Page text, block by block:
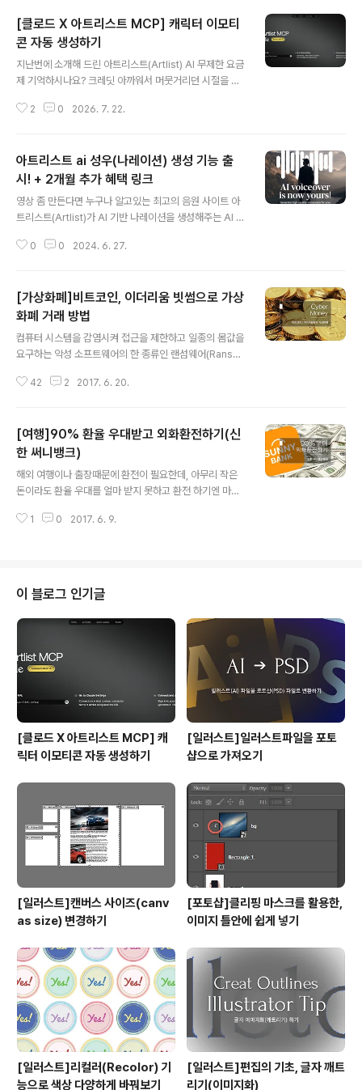
[클로드 X 아트리스트 MCP] 캐릭터 이모티
콘 자동 생성하기
지난번에 소개해 드린 아트리스트(Artlist) AI 무제한 요금
제 기억하시나요? 크레딧 아까워서 머뭇거리던 시절을 끝
게 되었다고 소개해 드렸었는데요. 무제한 요금제로 풀렸
CP(Model Context Protocol)를 직접 등록할 수 있게
됐습니다!연결법은 단순히 아트리스트에서 [Connect M
CP] 버튼만 클릭하면 자동으로 연결 됩니다! 🤖 클로드 대
화창이 'AI 이모티콘 공장'이 되는 기적제가 이 조합으로 뭘
해볼까 고민하다가, 아예 'AI 이모티콘 공장'으로 세팅을 해
봤는데요. 결과가 아주 흥미롭습니다. 아래..
2 0 2026. 7. 22.
아트리스트 ai 성우(나레이션) 생성 기능 출
시! + 2개월 추가 혜택 링크
영상 좀 만든다면 누구나 알고있는 최고의 음원 사이트 아
트리스트(Artlist)가 AI 기반 나레이션을 생성해주는 AI 보
우 간단합니다. 1. 아트리스트 사이트로 이동 한 뒤, [Voic
ender를 통해 남녀 성별을 선택하거나 Category를 통
해 다양한 분류를 필터링 할 수도 있습니다. 2. 마음에 드는
성우를 찾았다면 우측 상단의 [Select] 버튼을 누릅니
다. 3. 이제, 원하는대로 대본을 입력하고 우측에 있는 [Ge
netate] 버튼을 누르면 잠시 뒤, 선택한 성우의 목소리 톤
으로 나레이션이 생성 됩니다. 이렇게 생성..
0 0 2024. 6. 27.
[가상화폐]비트코인, 이더리움 빗썸으로 가상
화폐 거래 방법
컴퓨터 시스템을 감염시켜 접근을 제한하고 일종의 몸값을
요구하는 악성 소프트웨어의 한 종류인 랜섬웨어(Ranso
인(Bitcoin)이나 이더리움(Ethereum)과같은 가상화폐를
아 졌습니다. (실제로 네이버 인기 검색어에도 며칠간 노출
된적도 있었습니다) 어쨌거나 제가 해당 포스팅을 쓰는 이
유는 절대 '쉽게 돈을 벌 수 있는 방법'을 설명 드리는게 아
닌, 가상화폐의 개념과 실제로 거래를 해보는 방법에 대한
기에 앞서, 실제로 주식에서는 주가가 5%만 치솓아도 대
42 2 2017. 6. 20.
[여행]90% 환율 우대받고 외화환전하기(신
한 써니뱅크)
해외 여행이나 출장때문에 환전이 필요한데, 아무리 작은
돈이라도 환율 우대를 얼마 받지 못하고 환전 하기엔 마음
NS공유에 얼마 이상을 해야하는 등등 복잡한것이 이만저
조건없이 주요화폐(미국/일본 등)는90%나 환율 우대를
쉽게 받을 수 있는 방법을 찾게되어 혹시나 모르시는 분들
에게 도움이 되셨으면 합니다! ※ 신한은행의 써니뱅크에서
지원비를 받지 않은 순수 개인적으로 작성한 포스팅 입니
다 :) 먼저, 써니뱅크를 통한 환전의 장점을 몇가지 정리해
보았습니다. - 복잡한것 없다. 그..
1 0 2017. 6. 9.
이 블로그 인기글
[클로드 X 아트리스트 MCP] 캐
릭터 이모티콘 자동 생성하기
[일러스트]일러스트파일을 포토
샵으로 가져오기
[일러스트]캔버스 사이즈(canv
as size) 변경하기
[포토샵]클리핑 마스크를 활용한,
이미지 틀안에 쉽게 넣기
[일러스트]리컬러(Recolor) 기
능으로 색상 다양하게 바꿔보기
[일러스트]편집의 기초, 글자 깨트
리기(이미지화)